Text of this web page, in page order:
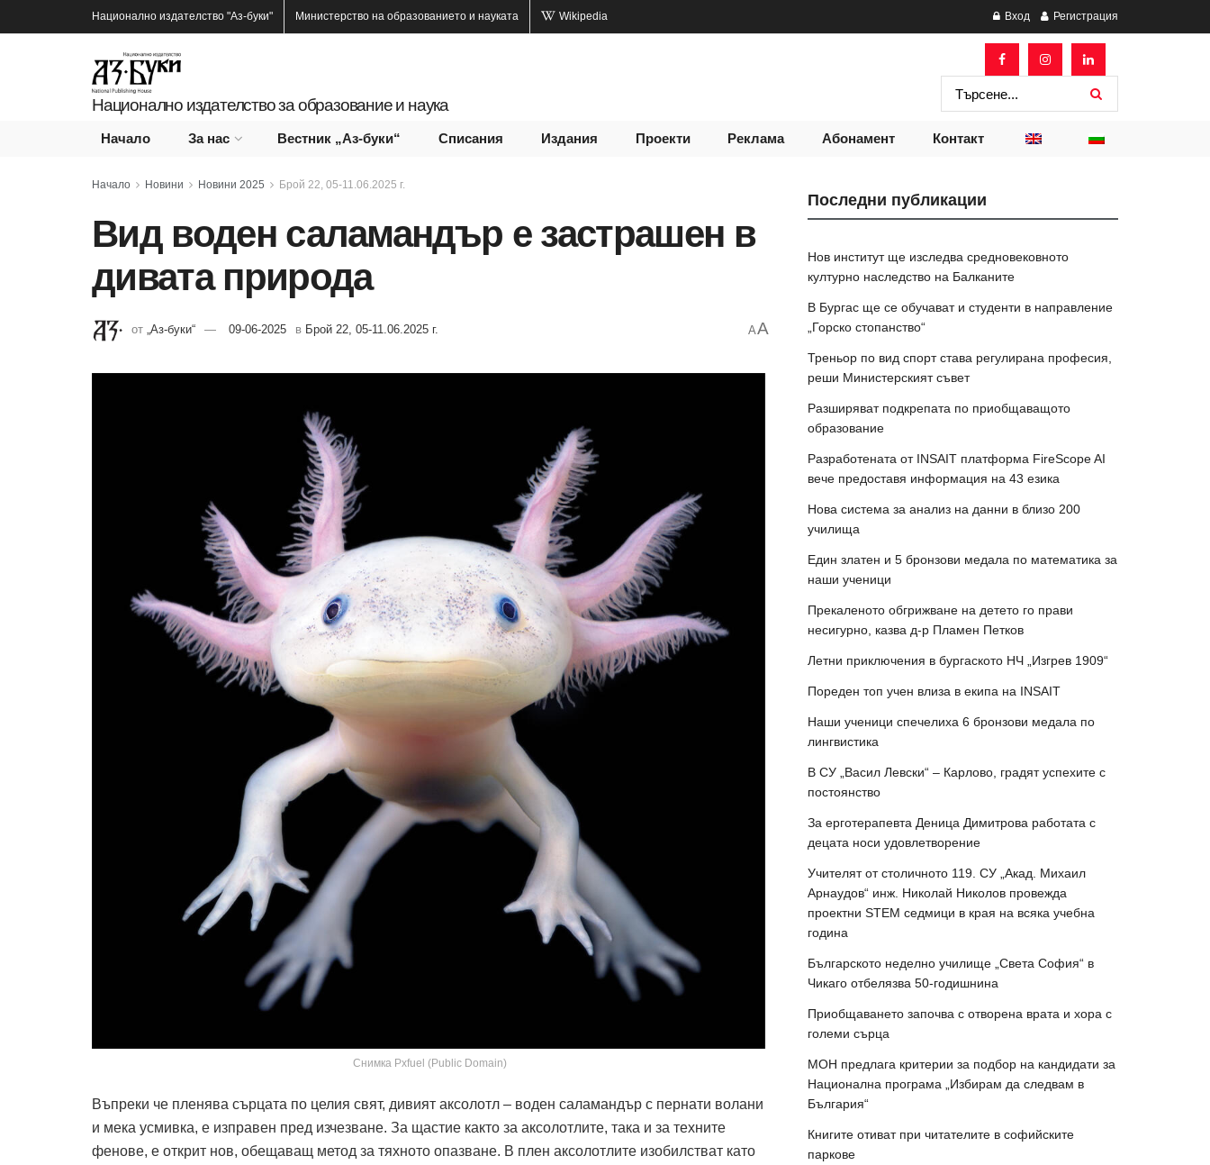
Национално издателство "Аз-буки" Министерство на образованието и науката Wikipedia Вход Регистрация
Национално издателство за образование и наука
Начало За нас Вестник „Аз-буки“ Списания Издания Проекти Реклама Абонамент Контакт
Начало Новини Новини 2025 Брой 22, 05-11.06.2025 г.
Вид воден саламандър е застрашен в
дивата природа
от „Аз-буки“ 09-06-2025 в Брой 22, 05-11.06.2025 г. AA
Снимка Pxfuel (Public Domain)
Въпреки че пленява сърцата по целия свят, дивият аксолотл – воден саламандър с пернати волани
и мека усмивка, е изправен пред изчезване. За щастие както за аксолотлите, така и за техните
фенове, е открит нов, обещаващ метод за тяхното опазване. В плен аксолотлите изобилстват като
Последни публикации
Нов институт ще изследва средновековното
културно наследство на Балканите
В Бургас ще се обучават и студенти в направление
„Горско стопанство“
Треньор по вид спорт става регулирана професия,
реши Министерският съвет
Разширяват подкрепата по приобщаващото
образование
Разработената от INSAIT платформа FireScope AI
вече предоставя информация на 43 езика
Нова система за анализ на данни в близо 200
училища
Един златен и 5 бронзови медала по математика за
наши ученици
Прекаленото обгрижване на детето го прави
несигурно, казва д-р Пламен Петков
Летни приключения в бургаското НЧ „Изгрев 1909“
Пореден топ учен влиза в екипа на INSAIT
Наши ученици спечелиха 6 бронзови медала по
лингвистика
В СУ „Васил Левски“ – Карлово, градят успехите с
постоянство
За ерготерапевта Деница Димитрова работата с
децата носи удовлетворение
Учителят от столичното 119. СУ „Акад. Михаил
Арнаудов“ инж. Николай Николов провежда
проектни STEM седмици в края на всяка учебна
година
Българското неделно училище „Света София“ в
Чикаго отбелязва 50-годишнина
Приобщаването започва с отворена врата и хора с
големи сърца
МОН предлага критерии за подбор на кандидати за
Национална програма „Избирам да следвам в
България“
Книгите отиват при читателите в софийските
паркове